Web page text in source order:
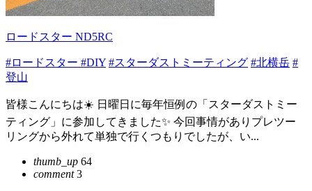
ロードスター ND5RC
#ロードスター #DIY #スターダストミーティング #北横岳 #
登山
皆様こんにちは☀️ 日曜日に毎年恒例の「スターダストミー
ティング」に参加してきました✨ 今回事情がありプレツー
リングから外れて単独で行くつもりでしたが、い...
thumb_up 64
comment3